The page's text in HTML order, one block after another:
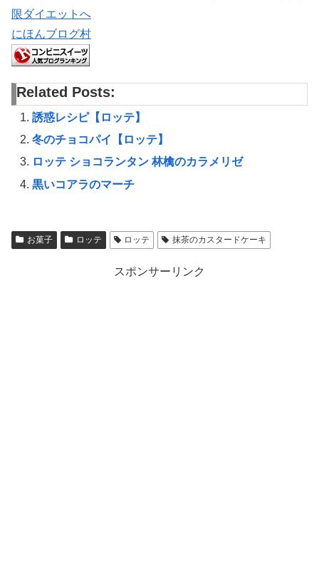
にほんブログ村
Related Posts:
誘惑レシピ【ロッテ】
冬のチョコパイ【ロッテ】
ロッテ ショコランタン 林檎のカラメリゼ
黒いコアラのマーチ
お菓子 ロッテ ロッテ 抹茶のカスタードケーキ
スポンサーリンク